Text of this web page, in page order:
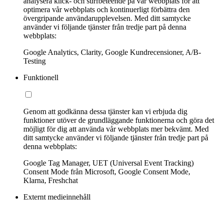
optimera vår webbplats och kontinuerligt förbättra den
övergripande användarupplevelsen. Med ditt samtycke
använder vi följande tjänster från tredje part på denna
webbplats:
Google Analytics, Clarity, Google Kundrecensioner, A/B-
Testing
Funktionell
Genom att godkänna dessa tjänster kan vi erbjuda dig
funktioner utöver de grundläggande funktionerna och göra det
möjligt för dig att använda vår webbplats mer bekvämt. Med
ditt samtycke använder vi följande tjänster från tredje part på
denna webbplats:
Google Tag Manager, UET (Universal Event Tracking)
Consent Mode från Microsoft, Google Consent Mode,
Klarna, Freshchat
Externt medieinnehåll